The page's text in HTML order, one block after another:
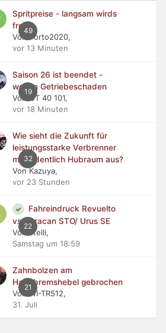
49
Spritpreise - langsam wirds
frech
Von Porto2020,
vor 13 Minuten
19
Saison 26 ist beendet -
wegen Getriebeschaden
Von GT 40 101,
vor 18 Minuten
32
Wie sieht die Zukunft für
leistungsstarke Verbrenner
mit ordentlich Hubraum aus?
Von Kazuya,
vor 23 Stunden
22
Fahreindruck Revuelto
vs Huracan STO/ Urus SE
Von stelli,
Samstag um 18:59
21
Zahnbolzen am
Handbremshebel gebrochen
Von WI-TR512,
31. Juli